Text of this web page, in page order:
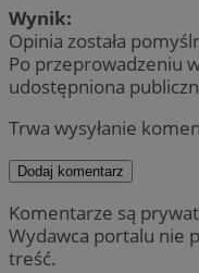
Wynik:
Opinia została
Po przeprowadzeniu
udostępniona
Trwa wysyłanie
Dodaj komentarz
Komentarze są
Wydawca portalu nie
treść.